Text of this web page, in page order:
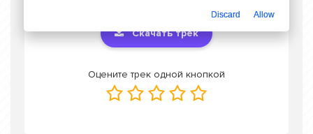
Скачать трек
Оцените трек одной кнопкой
Discard Allow